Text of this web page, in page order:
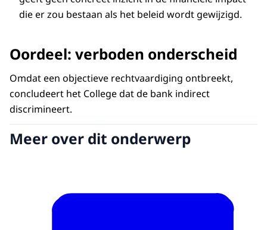
die er zou bestaan als het beleid wordt gewijzigd.
Oordeel: verboden onderscheid
Omdat een objectieve rechtvaardiging ontbreekt,
concludeert het College dat de bank indirect
discrimineert.
Meer over dit onderwerp